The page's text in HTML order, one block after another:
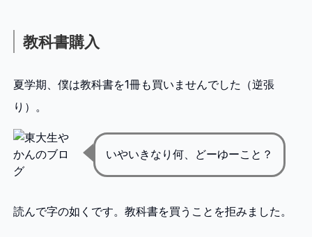
教科書購入
夏学期、僕は教科書を1冊も買いませんでした（逆張
り）。
いやいきなり何、どーゆーこと？
読んで字の如くです。教科書を買うことを拒みました。